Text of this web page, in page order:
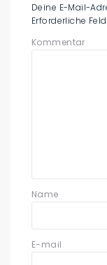
Deine E-Mail-
Erforderliche
Kommentar
Name
E-mail